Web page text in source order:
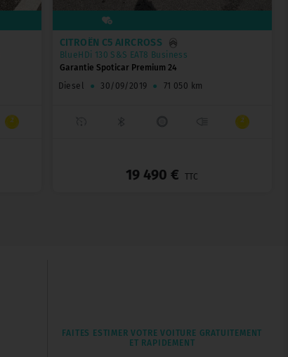
CITROËN C5 AIRCROSS
BlueHDi 130 S&S EAT8 Business
Garantie Spoticar Premium 24
Diesel
● 30/09/2019 ● 71 050 km
19 490 € TTC
FAITES ESTIMER VOTRE VOITURE GRATUITEMENT
ET RAPIDEMENT